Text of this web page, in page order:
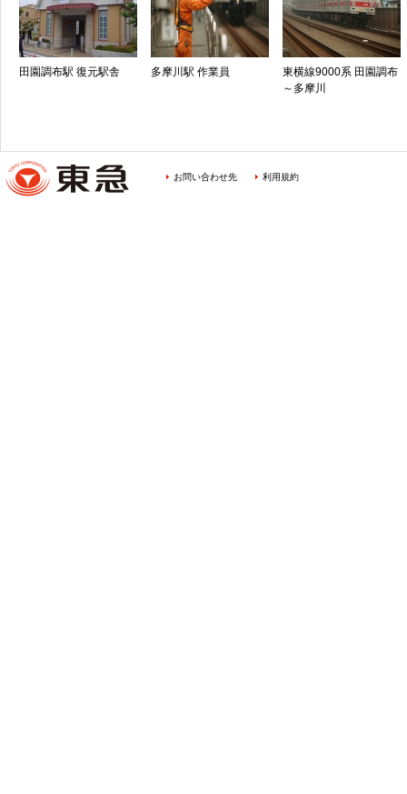
田園調布駅 復元駅舎 多摩川駅 作業員
東横線9000系 田園調布
～多摩川
お問い合わせ先 利用規約